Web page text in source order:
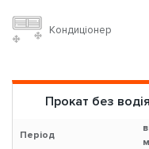
Кондиціонер
Прокат без водія
Період